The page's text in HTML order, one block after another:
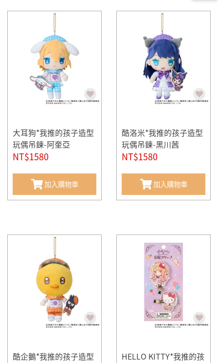
大耳狗*我推的孩子造型
玩偶吊鍊-阿奎亞
NT$1580
加入購物車
酷洛米*我推的孩子造型
玩偶吊鍊-黑川茜
NT$1580
加入購物車
酷企鵝*我推的孩子造型
HELLO KITTY*我推的孩